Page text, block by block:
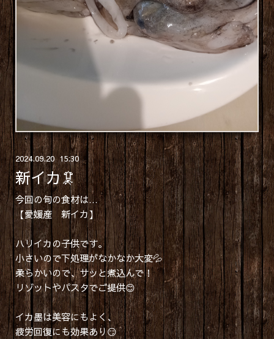
2024.09.20 15:30
新イカ🦑
今回の旬の食材は…
【愛媛産 新イカ】
ハリイカの子供です。
小さいので下処理がなかなか大変💦
柔らかいので、サッと煮込んで！
リゾットやパスタでご提供😊
イカ墨は美容にもよく、
疲労回復にも効果あり😏